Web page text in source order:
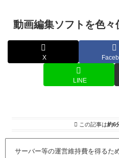
動画編集ソフトを色
X
LINE
この記事は約6
サーバー等の運営維持費を得るた